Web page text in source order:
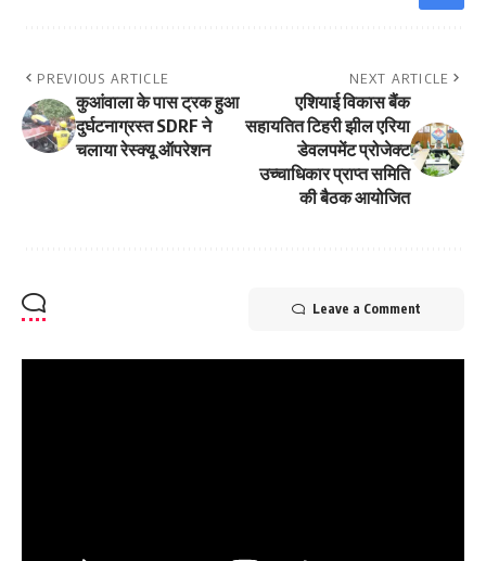
PREVIOUS ARTICLE
कुआंवाला के पास ट्रक हुआ
दुर्घटनाग्रस्त SDRF ने
चलाया रेस्क्यू ऑपरेशन
NEXT ARTICLE
एशियाई विकास बैंक
सहायतित टिहरी झील एरिया
डेवलपमेंट प्रोजेक्ट
उच्चाधिकार प्राप्त समिति
की बैठक आयोजित
Leave a Comment